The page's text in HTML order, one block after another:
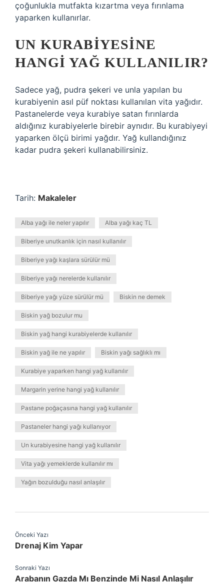
çoğunlukla mutfakta kızartma veya fırınlama
yaparken kullanırlar.
UN KURABIYESINE
HANGI YAĞ KULLANILIR?
Sadece yağ, pudra şekeri ve unla yapılan bu
kurabiyenin asıl püf noktası kullanılan vita yağıdır.
Pastanelerde veya kurabiye satan fırınlarda
aldığınız kurabiyelerle birebir aynıdır. Bu kurabiyeyi
yaparken ölçü birimi yağdır. Yağ kullandığınız
kadar pudra şekeri kullanabilirsiniz.
Tarih: Makaleler
Alba yağı ile neler yapılır Alba yağı kaç TL
Biberiye unutkanlık için nasıl kullanılır
Biberiye yağı kaşlara sürülür mü
Biberiye yağı nerelerde kullanılır
Biberiye yağı yüze sürülür mü Biskin ne demek
Biskin yağ bozulur mu
Biskin yağ hangi kurabiyelerde kullanılır
Biskin yağ ile ne yapılır Biskin yağı sağlıklı mı
Kurabiye yaparken hangi yağ kullanılır
Margarin yerine hangi yağ kullanılır
Pastane poğaçasına hangi yağ kullanılır
Pastaneler hangi yağı kullanıyor
Un kurabiyesine hangi yağ kullanılır
Vita yağı yemeklerde kullanılır mı
Yağın bozulduğu nasıl anlaşılır
Önceki Yazı
Drenaj Kim Yapar
Sonraki Yazı
Arabanın Gazda Mı Benzinde Mi Nasıl Anlaşılır